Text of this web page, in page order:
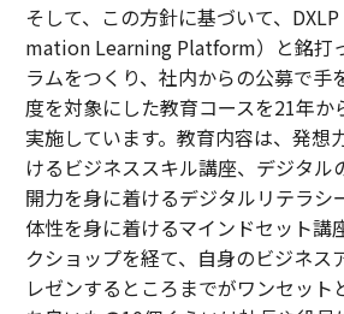
そして、この方針に基づいて、
mation Learning Platform）と銘打
ラムをつくり、社内からの公募で手
度を対象にした教育コースを21年か
実施しています。教育内容は、発想
けるビジネススキル講座、デジタル
開力を身に着けるデジタルリテラシ
体性を身に着けるマインドセット講
クショップを経て、自身のビジネス
レゼンするところまでがワンセット